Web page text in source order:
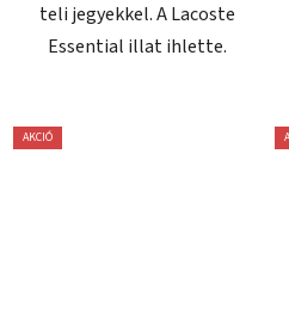
teli jegyekkel. A Lacoste
Essential illat ihlette.
AKCIÓ